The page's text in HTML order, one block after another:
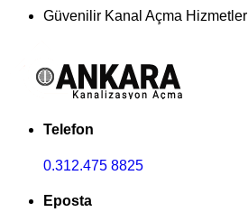
Güvenilir Kanal Açma Hizmetleri
Telefon
0.312.475 8825
Eposta